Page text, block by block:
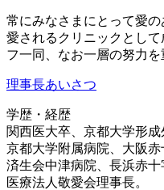
常にみなさまにとって愛
愛されるクリニックとし
フ一同、なお一層の努力を
理事長あいさつ
学歴・経歴
関西医大卒、京都大学形成
京都大学附属病院、大阪赤
済生会中津病院、長浜赤十
医療法人敬愛会理事長。